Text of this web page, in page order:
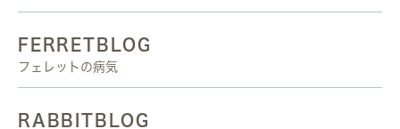
FERRETBLOG
フェレットの病気
RABBITBLOG